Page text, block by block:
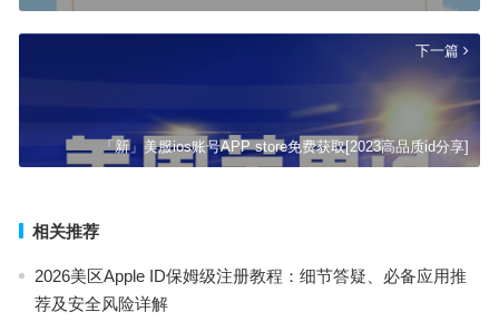
下一篇
「新」美服ios账号APP store免费获取[2023高品质id分享]
相关推荐
2026美区Apple ID保姆级注册教程：细节答疑、必备应用推
荐及安全风险详解